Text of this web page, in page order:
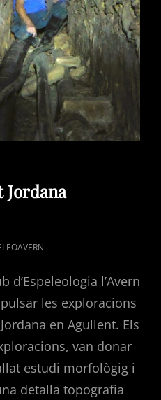
Jordana
d’Espeleologia l’Avern
les exploracions
en Agullent. Els
van donar
estudi morfològig i
detalla topografia